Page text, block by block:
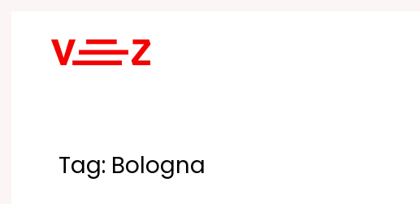
Skip to main content
Tag: Bologna